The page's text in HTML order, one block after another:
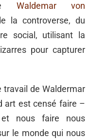
Waldemar von
la controverse, du
social, utilisant la
pour capturer
travail de Waldermar
art est censé faire –
nous faire nous
le monde qui nous